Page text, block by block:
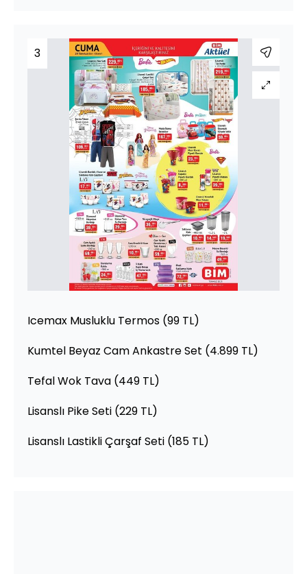
3
Icemax Musluklu Termos (99 TL)
Kumtel Beyaz Cam Ankastre Set (4.899 TL)
Tefal Wok Tava (449 TL)
Lisanslı Pike Seti (229 TL)
Lisanslı Lastikli Çarşaf Seti (185 TL)